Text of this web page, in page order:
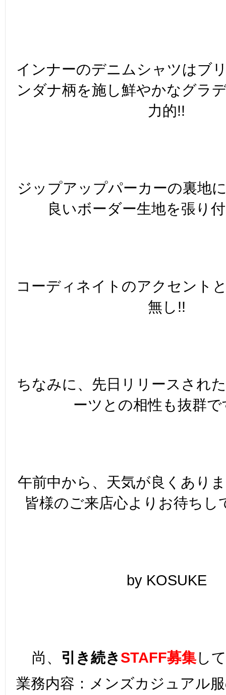
インナーのデニムシャツはブ
ンダナ柄を施し鮮やかなグラ
力的!!
ジップアップパーカーの裏地
良いボーダー生地を張り
コーディネイトのアクセント
無し!!
ちなみに、先日リリースされ
ーツとの相性も抜群で
午前中から、天気が良くあり
皆様のご来店心よりお待ちし
by KOSUKE
尚、 引き続きSTAFF募集し
業務内容：メンズカジュアル